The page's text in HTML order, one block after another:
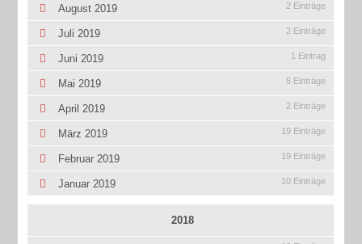
August 2019 2 Einträge
Juli 2019 2 Einträge
Juni 2019 1 Eintrag
Mai 2019 5 Einträge
April 2019 2 Einträge
März 2019 19 Einträge
Februar 2019 19 Einträge
Januar 2019 10 Einträge
2018